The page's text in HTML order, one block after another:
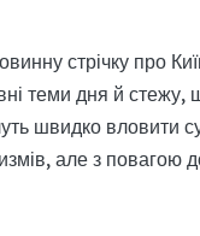
стрічку про
теми дня й
швидко вловити
але з повагою